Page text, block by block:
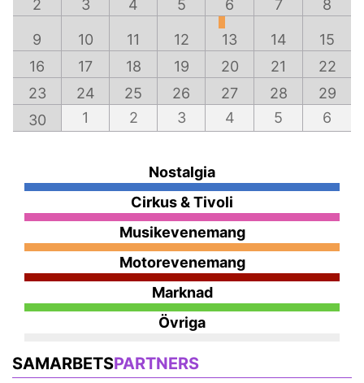
2
3 4 5 6 7 8
9 10 11 12 13 14
15
16
17 18 19 20 21
22
23
24 25 26 27 28
29
30
1 2 3 4 5 6
Nostalgia
Cirkus & Tivoli
Musikevenemang
Motorevenemang
Marknad
Övriga
SAMARBETSPARTNERS